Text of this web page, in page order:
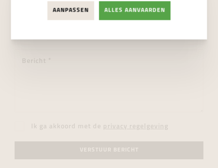
Ik ga akkoord met de privacy regelgeving
VERSTUUR BERICHT
AANPASSEN ALLES AANVAARDEN